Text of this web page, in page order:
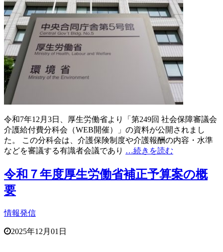
令和7年12月3日、厚生労働省より「第249回 社会保障審議会
介護給付費分科会（WEB開催）」の資料が公開されまし
た。 この分科会は、介護保険制度や介護報酬の内容・水準
などを審議する有識者会議であり …続きを読む
令和７年度厚生労働省補正予算案の概
要
情報発信
2025年12月01日